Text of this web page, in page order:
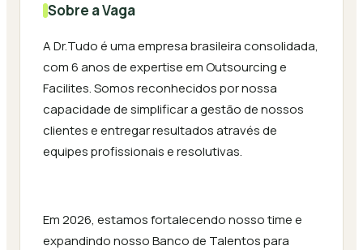
Sobre a Vaga
A Dr.Tudo é uma empresa brasileira consolidada,
com 6 anos de expertise em Outsourcing e
Facilites. Somos reconhecidos por nossa
capacidade de simplificar a gestão de nossos
clientes e entregar resultados através de
equipes profissionais e resolutivas.
Em 2026, estamos fortalecendo nosso time e
expandindo nosso Banco de Talentos para